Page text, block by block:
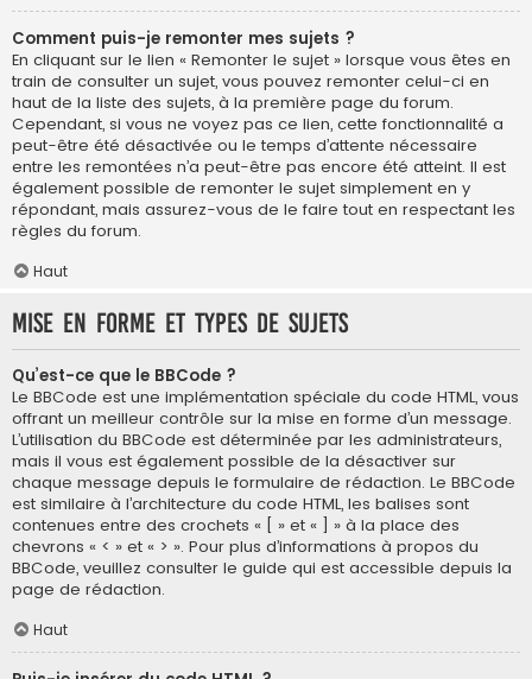
Comment puis-je remonter mes sujets ?
En cliquant sur le lien « Remonter le sujet » lorsque vous êtes en
train de consulter un sujet, vous pouvez remonter celui-ci en
haut de la liste des sujets, à la première page du forum.
Cependant, si vous ne voyez pas ce lien, cette fonctionnalité a
peut-être été désactivée ou le temps d’attente nécessaire
entre les remontées n’a peut-être pas encore été atteint. Il est
également possible de remonter le sujet simplement en y
répondant, mais assurez-vous de le faire tout en respectant les
règles du forum.
Haut
Mise en forme et types de sujets
Qu’est-ce que le BBCode ?
Le BBCode est une implémentation spéciale du code HTML, vous
offrant un meilleur contrôle sur la mise en forme d’un message.
L’utilisation du BBCode est déterminée par les administrateurs,
mais il vous est également possible de la désactiver sur
chaque message depuis le formulaire de rédaction. Le BBCode
est similaire à l’architecture du code HTML, les balises sont
contenues entre des crochets « [ » et « ] » à la place des
chevrons « < » et « > ». Pour plus d’informations à propos du
BBCode, veuillez consulter le guide qui est accessible depuis la
page de rédaction.
Haut